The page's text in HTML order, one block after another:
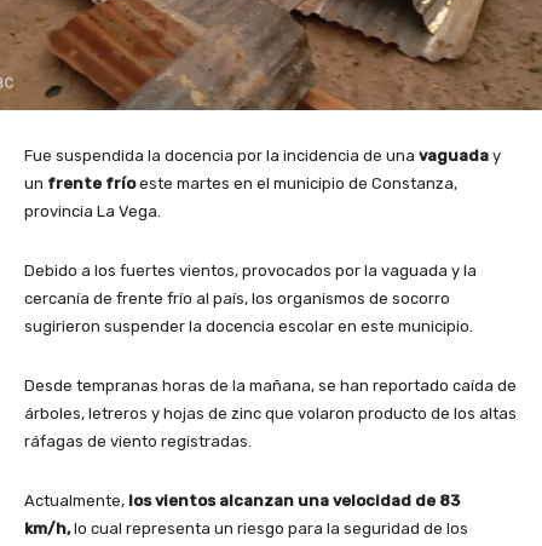
Fue suspendida la docencia por la incidencia de una vaguada y
un frente fríoeste martes en el municipio de Constanza,
provincia La Vega.
Debido a los fuertes vientos, provocados por la vaguada y la
cercanía de frente frío al país, los organismos de socorro
sugirieron suspender la docencia escolar en este municipio.
Desde tempranas horas de la mañana, se han reportado caída de
árboles, letreros y hojas de zinc que volaron producto de los altas
ráfagas de viento registradas.
Actualmente, los vientos alcanzan una velocidad de 83
km/h,lo cual representa un riesgo para la seguridad de los